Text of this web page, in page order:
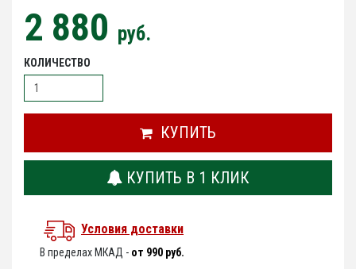
2 880 руб.
КОЛИЧЕСТВО
КУПИТЬ
КУПИТЬ В 1 КЛИК
Условия доставки
В пределах МКАД - от 990 руб.